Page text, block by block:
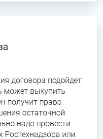
договора подойдет
может выкупить
получит право
остаточной
надо провести
Ростехнадзора или